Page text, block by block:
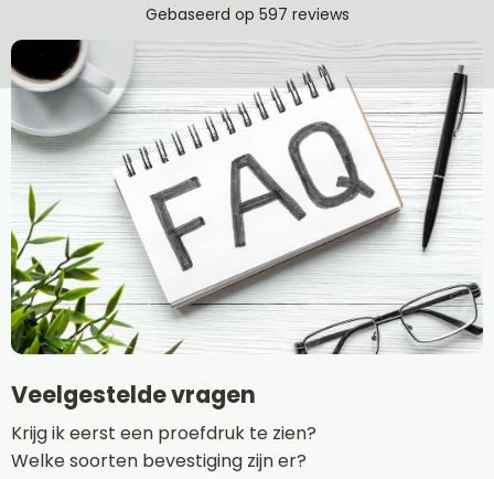
Veelgestelde vragen
Krijg ik eerst een proefdruk te zien?
Welke soorten bevestiging zijn er?